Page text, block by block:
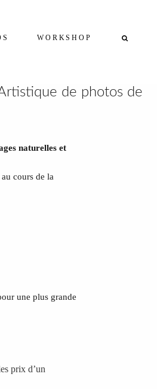
WORKSHOP
de photos de
naturelles et
au cours de la
une plus grande
prix d’un